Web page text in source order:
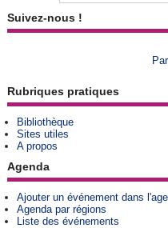
Suivez-nous !
Rubriques pratiques
Bibliothèque
Sites utiles
A propos
Agenda
Ajouter un événement dans
Agenda par régions
Liste des événements